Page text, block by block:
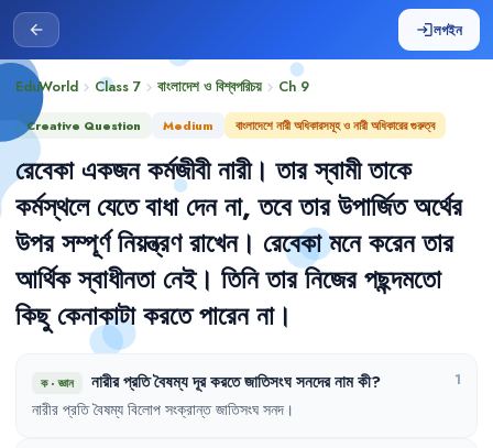
arrow_back loginলগইন
EduWorld chevron_right Class 7 chevron_right বাংলাদেশ ও বিশ্বপরিচয় chevron_right Ch 9
Creative Question Medium বাংলাদেশে নারী অধিকারসমূহ ও নারী অধিকারের গুরুত্ব
রেবেকা একজন কর্মজীবী নারী। তার স্বামী তাকে
কর্মস্থলে যেতে বাধা দেন না, তবে তার উপার্জিত অর্থের
উপর সম্পূর্ণ নিয়ন্ত্রণ রাখেন। রেবেকা মনে করেন তার
আর্থিক স্বাধীনতা নেই। তিনি তার নিজের পছন্দমতো
কিছু কেনাকাটা করতে পারেন না।
ক·জ্ঞান নারীরপ্রতিবৈষম্যদূরকরতেজাতিসংঘসনদেরনামকী? 1
নারীর প্রতি বৈষম্য বিলোপ সংক্রান্ত জাতিসংঘ সনদ ।